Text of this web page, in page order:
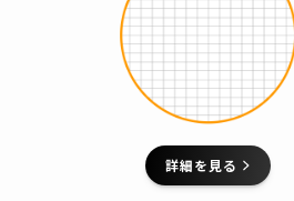
詳細を見る